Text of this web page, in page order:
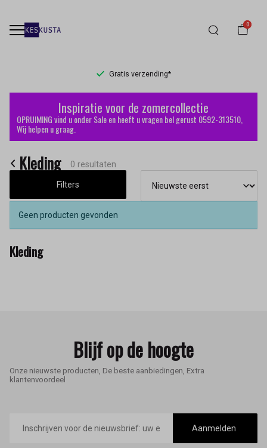
0
Gratis verzending*
Kleding
Keskusta
Inspiratie voor de zomercollectie
OPRUIMING vind u onder Sale en heeft u vragen bel gerust 0592-313510,
Wij helpen u graag.
Kleding 0 resultaten
Filters
Geen producten gevonden
Kleding
Blijf op de hoogte
Onze nieuwste producten, De beste aanbiedingen, Extra
klantenvoordeel
mailadres
Aanmelden